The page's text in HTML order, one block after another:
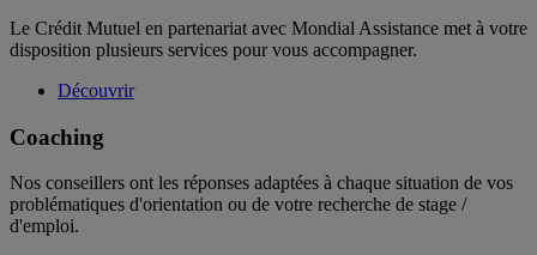
Le Crédit Mutuel en partenariat avec Mondial Assistance met à votre
disposition plusieurs services pour vous accompagner.
Découvrir
Coaching
Nos conseillers ont les réponses adaptées à chaque situation de vos
problématiques d'orientation ou de votre recherche de stage /
d'emploi.